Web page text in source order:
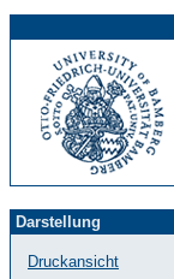
Darstellung
Druckansicht